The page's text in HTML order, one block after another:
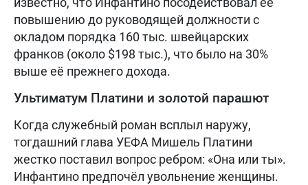
повышению до руководящей должности с
окладом порядка 160 тыс. швейцарских
франков (около $198 тыс.), что было на 30%
выше её прежнего дохода.
Ультиматум Платини и золотой парашют
Когда служебный роман всплыл наружу,
тогдашний глава УЕФА Мишель Платини
жестко поставил вопрос ребром: «Она или ты».
Инфантино предпочёл увольнение женщины.